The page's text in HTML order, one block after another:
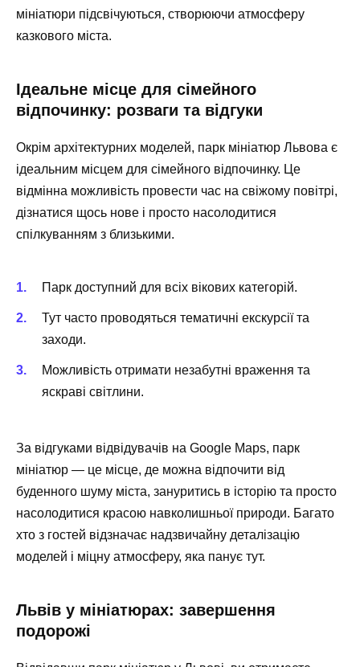
мініатюри підсвічуються, створюючи атмосферу
казкового міста.
Ідеальне місце для сімейного
відпочинку: розваги та відгуки
Окрім архітектурних моделей, парк мініатюр Львова є
ідеальним місцем для сімейного відпочинку. Це
відмінна можливість провести час на свіжому повітрі,
дізнатися щось нове і просто насолодитися
спілкуванням з близькими.
Парк доступний для всіх вікових категорій.
Тут часто проводяться тематичні екскурсії та
заходи.
Можливість отримати незабутні враження та
яскраві світлини.
За відгуками відвідувачів на Google Maps, парк
мініатюр — це місце, де можна відпочити від
буденного шуму міста, зануритись в історію та просто
насолодитися красою навколишньої природи. Багато
хто з гостей відзначає надзвичайну деталізацію
моделей і міцну атмосферу, яка панує тут.
Львів у мініатюрах: завершення
подорожі